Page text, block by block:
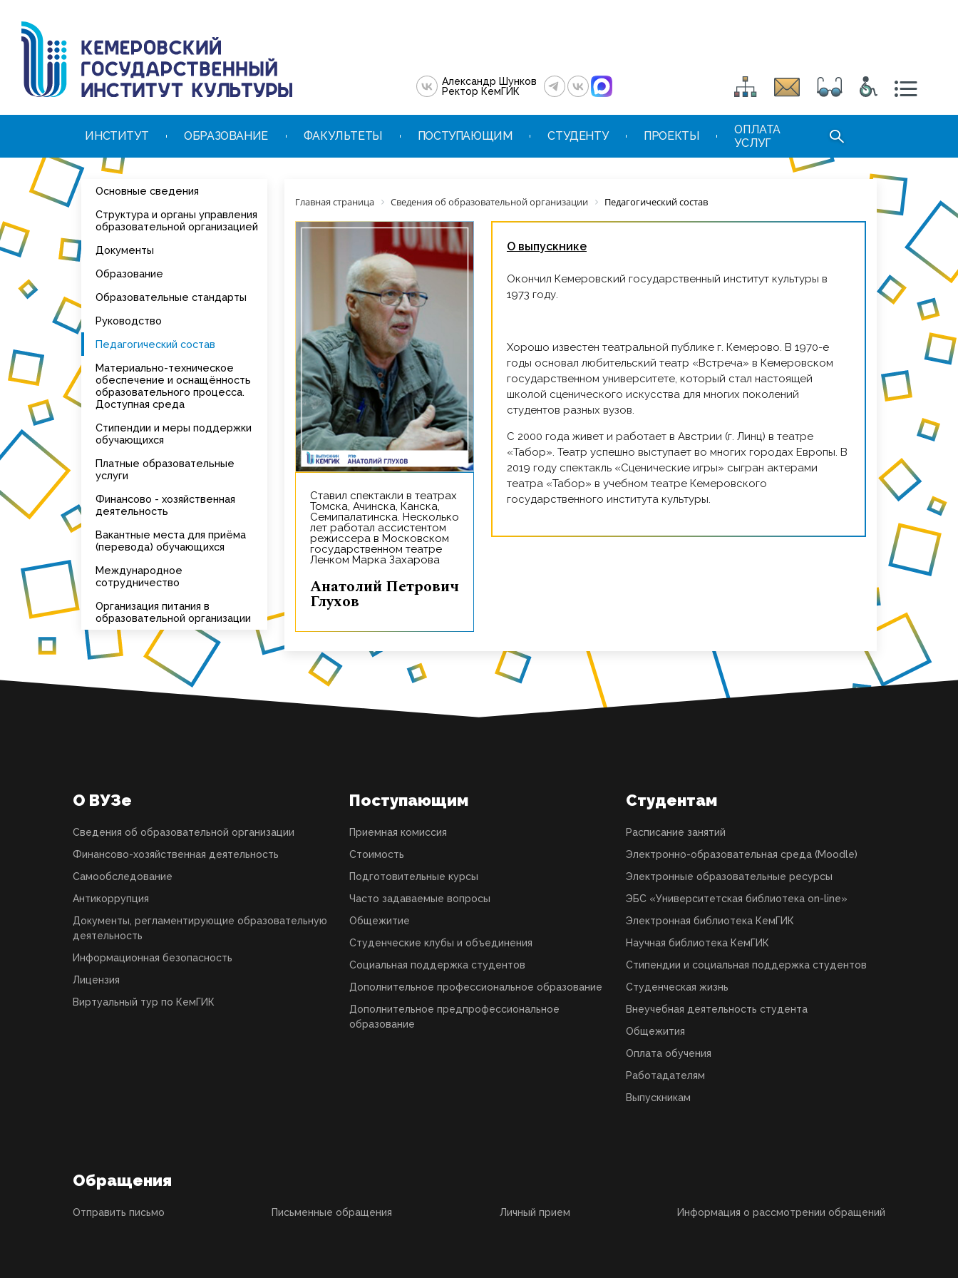
Александр Шунков
Ректор КемГИК
ИНСТИТУТ ОБРАЗОВАНИЕ ФАКУЛЬТЕТЫ ПОСТУПАЮЩИМ СТУДЕНТУ ПРОЕКТЫ
ОПЛАТА
УСЛУГ
Основные сведения
Структура и органы управления
образовательной организацией
Документы
Образование
Образовательные стандарты
Руководство
Педагогический состав
Материально-техническое
обеспечение и оснащённость
образовательного процесса.
Доступная среда
Стипендии и меры поддержки
обучающихся
Платные образовательные
услуги
Финансово - хозяйственная
деятельность
Вакантные места для приёма
(перевода) обучающихся
Международное
сотрудничество
Организация питания в
образовательной организации
Главная страница Сведения об образовательной организации Педагогический состав
Ставил спектакли в театрах
Томска, Ачинска, Канска,
Семипалатинска. Несколько
лет работал ассистентом
режиссера в Московском
государственном театре
Ленком Марка Захарова
Анатолий Петрович
Глухов
О выпускнике
Окончил Кемеровский государственный институт культуры в
1973 году.
Хорошо известен театральной публике г. Кемерово. В 1970-е
годы основал любительский театр «Встреча» в Кемеровском
государственном университете, который стал настоящей
школой сценического искусства для многих поколений
студентов разных вузов.
С 2000 года живет и работает в Австрии (г. Линц) в театре
«Табор». Театр успешно выступает во многих городах Европы. В
2019 году спектакль «Сценические игры» сыгран актерами
театра «Табор» в учебном театре Кемеровского
государственного института культуры.
О ВУЗе
Сведения об образовательной организации
Финансово-хозяйственная деятельность
Самообследование
Антикоррупция
Документы, регламентирующие образовательную
деятельность
Информационная безопасность
Лицензия
Виртуальный тур по КемГИК
Поступающим
Приемная комиссия
Стоимость
Подготовительные курсы
Часто задаваемые вопросы
Общежитие
Студенческие клубы и объединения
Социальная поддержка студентов
Дополнительное профессиональное образование
Дополнительное предпрофессиональное
образование
Студентам
Расписание занятий
Электронно-образовательная среда (Moodle)
Электронные образовательные ресурсы
ЭБС «Университетская библиотека on-line»
Электронная библиотека КемГИК
Научная библиотека КемГИК
Стипендии и социальная поддержка студентов
Студенческая жизнь
Внеучебная деятельность студента
Общежития
Оплата обучения
Работадателям
Выпускникам
Обращения
Отправить письмо Письменные обращения Личный прием Информация о рассмотрении обращений